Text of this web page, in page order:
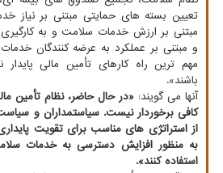
تعیین بسته های حمایتی مبتنی بر نیاز
مبتنی بر ارزش خدمات سلامت و به
و مبتنی بر عملکرد به عرضه کنندگان
مهم ترین راه کارهای تأمین مالی
باشند».
آنها می گویند: «در حال حاضر، نظام تأمین
کافی برخوردار نیست. سیاستمداران و
از استراتژی های مناسب برای تقویت
به منظور افزایش دسترسی به خدمات
استفاده کنند».